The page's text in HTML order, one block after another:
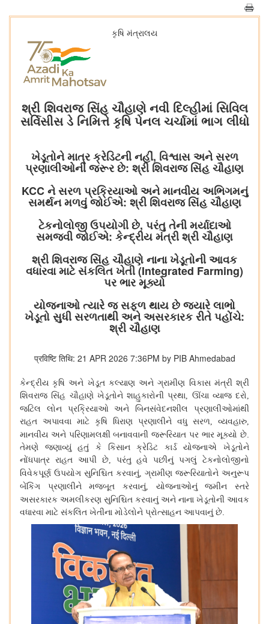
કૃષિ મંત્રાલય
શ્રી શિવરાજ સિંહ ચૌહાણે નવી દિલ્હીમાં સિવિલ
સર્વિસીસ ડે નિમિત્તે કૃષિ પેનલ ચર્ચામાં ભાગ લીધો
ખેડૂતોને માત્ર ક્રેડિટની નહીં, વિશ્વાસ અને સરળ
પ્રણાલીઓની જરૂર છે: શ્રી શિવરાજ સિંહ ચૌહાણ
KCC ને સરળ પ્રક્રિયાઓ અને માનવીય અભિગમનું
સમર્થન મળવું જોઈએ: શ્રી શિવરાજ સિંહ ચૌહાણ
ટેકનોલોજી ઉપયોગી છે, પરંતુ તેની મર્યાદાઓ
સમજવી જોઈએ: કેન્દ્રીય મંત્રી શ્રી ચૌહાણ
શ્રી શિવરાજ સિંહ ચૌહાણે નાના ખેડૂતોની આવક
વધારવા માટે સંકલિત ખેતી (Integrated Farming)
પર ભાર મૂક્યો
યોજનાઓ ત્યારે જ સફળ થાય છે જ્યારે લાભો
ખેડૂતો સુધી સરળતાથી અને અસરકારક રીતે પહોંચે:
શ્રી ચૌહાણ
प्रविष्टि तिथि: 21 APR 2026 7:36PM by PIB Ahmedabad
કેન્દ્રીય કૃષિ અને ખેડૂત કલ્યાણ અને ગ્રામીણ વિકાસ મંત્રી શ્રી
શિવરાજ સિંહ ચૌહાણે ખેડૂતોને શાહુકારોની પ્રથા, ઊંચા વ્યાજ દરો,
જટિલ લોન પ્રક્રિયાઓ અને બિનસંવેદનશીલ
પ્રણાલીઓમાંથી
રાહત અપાવવા માટે કૃષિ ધિરાણ પ્રણાલીને વધુ સરળ, વ્યવહારુ,
માનવીય અને પરિણામલક્ષી બનાવવાની જરૂરિયાત પર ભાર મૂક્યો છે.
તેમણે
જણાવ્યું હતું કે કિસાન ક્રેડિટ કાર્ડ યોજનાએ
ખેડૂતોને
નોંધપાત્ર રાહત આપી છે, પરંતુ હવે પછીનું પગલું
ટેકનોલોજીનો
વિવેકપૂર્ણ ઉપયોગ સુનિશ્ચિત કરવાનું, ગ્રામીણ જરૂરિયાતોને અનુરૂપ
બેંકિંગ
પ્રણાલીને મજબૂત કરવાનું, યોજનાઓનું જમીન
સ્તરે
અસરકારક અમલીકરણ સુનિશ્ચિત કરવાનું અને નાના ખેડૂતોની આવક
વધારવા માટે સંકલિત ખેતીના મોડેલોને પ્રોત્સાહન આપવાનું છે.